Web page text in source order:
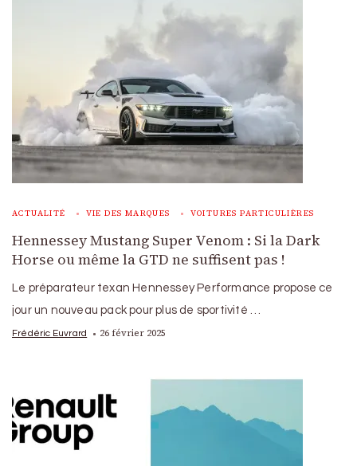
ACTUALITÉ VIE DES MARQUES VOITURES PARTICULIÈRES
Hennessey Mustang Super Venom : Si la Dark
Horse ou même la GTD ne suffisent pas !
Le préparateur texan Hennessey Performance propose ce
jour un nouveau pack pour plus de sportivité …
Frédéric Euvrard 26 février 2025